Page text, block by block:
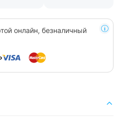
онлайн, безналичный